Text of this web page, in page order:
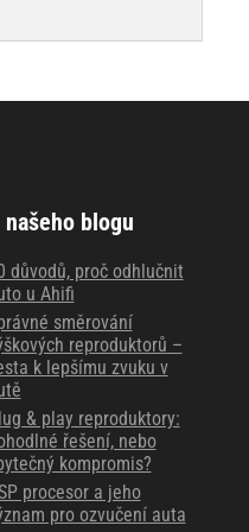
našeho blogu
důvodů, proč odhlučnit
u Ahifi
směrování
reproduktorů –
k lepšímu zvuku v
& play reproduktory:
řešení, nebo
kompromis?
procesor a jeho
pro ozvučení auta